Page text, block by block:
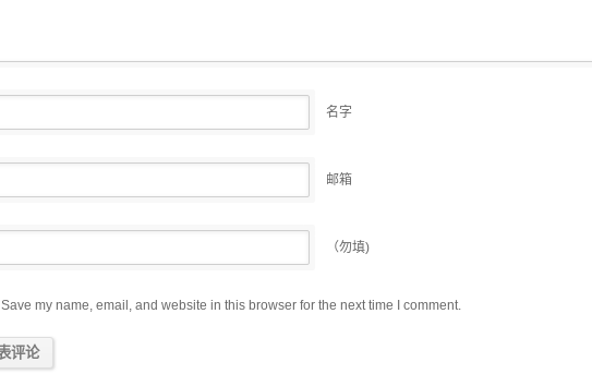
名字
邮箱
（勿填)
Save my name, email, and website in this browser for the next time I comment.